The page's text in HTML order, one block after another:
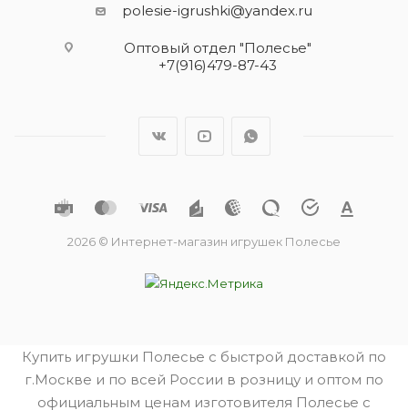
polesie-igrushki@yandex.ru
Оптовый отдел "Полесье"
+7(916)479-87-43
2026 © Интернет-магазин игрушек Полесье
Купить игрушки Полесье с быстрой доставкой по
г.Москве и по всей России в розницу и оптом по
официальным ценам изготовителя Полесье с